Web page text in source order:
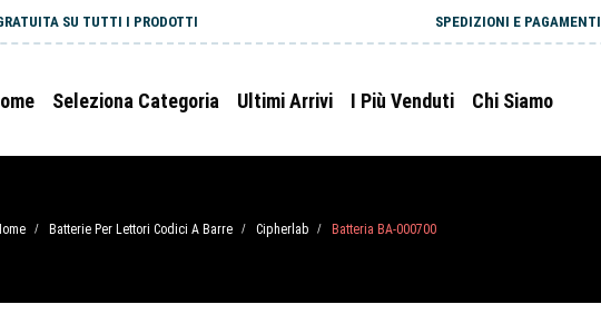
SU TUTTI I PRODOTTI SPEDIZIONI E PAGAMENTI
Seleziona Categoria Ultimi Arrivi I Più Venduti Chi Siamo
/ Batterie Per Lettori Codici A Barre / Cipherlab / Batteria BA-000700